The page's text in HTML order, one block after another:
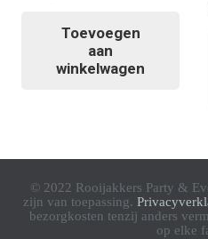
Toevoegen
aan
winkelwagen
© 2022 Rooijakkers Party &
zijn van toepassing.
bezorgkosten tenzij anders
op elke